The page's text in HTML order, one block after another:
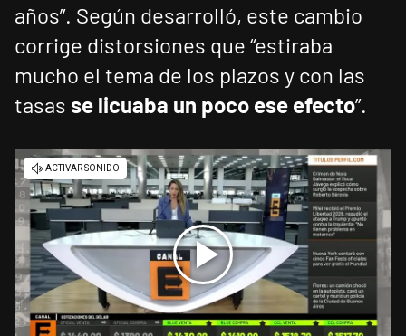
años”. Según desarrolló, este cambio
corrige distorsiones que “estiraba
mucho el tema de los plazos y con las
tasas se licuaba un poco ese efecto”.